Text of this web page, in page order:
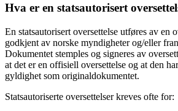
Hva er en statsautorisert
En statsautorisert oversettelse utføres av en
godkjent av norske myndigheter og/eller
Dokumentet stemples og signeres av
at det er en offisiell oversettelse og at den
gyldighet som originaldokumentet.
Statsautoriserte oversettelser kreves ofte for: